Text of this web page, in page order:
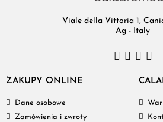
Viale della Vittoria 1,
Ag - Italy
ZAKUPY ONLINE
Dane osobowe
Zamówienia i zwroty